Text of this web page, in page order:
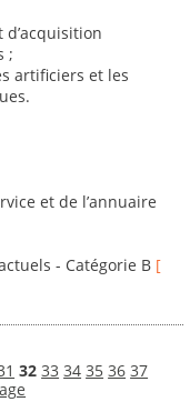
;
artificiers et les
et de l’annuaire
- Catégorie B [
32 33 34 35 36 37